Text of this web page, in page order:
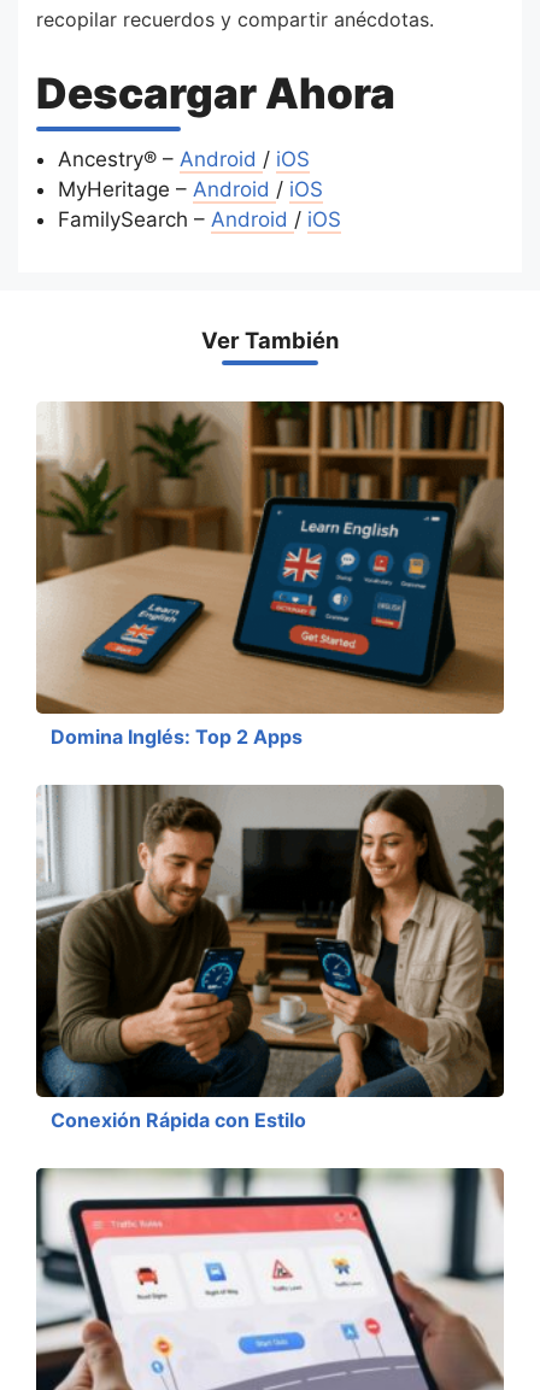
recopilar recuerdos y compartir anécdotas.
Descargar Ahora
Ancestry® – Android / iOS
MyHeritage – Android / iOS
FamilySearch – Android / iOS
Ver También
Domina Inglés: Top 2 Apps
Conexión Rápida con Estilo